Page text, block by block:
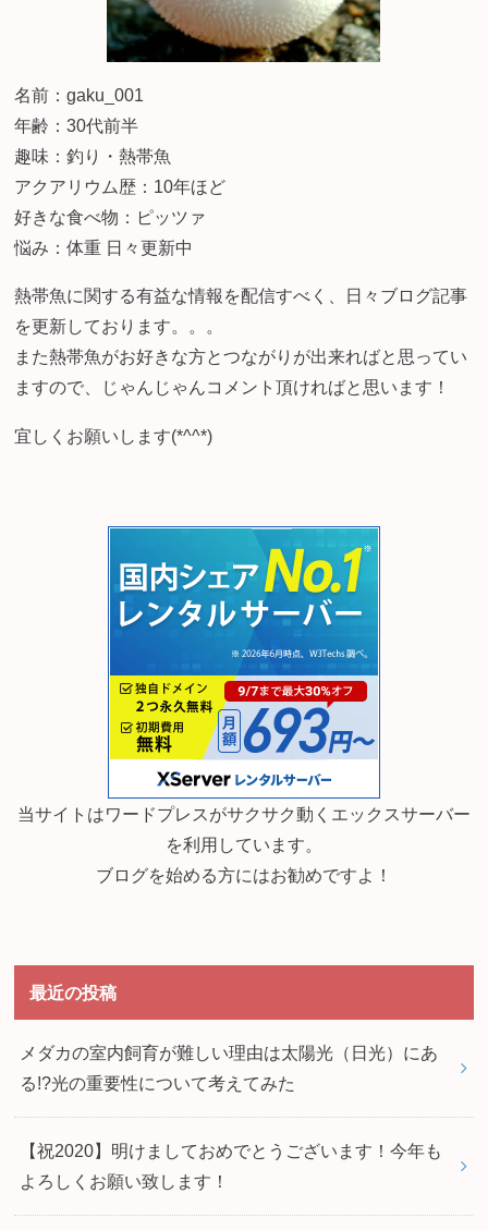
名前：gaku_001
年齢：30代前半
趣味：釣り・熱帯魚
アクアリウム歴：10年ほど
好きな食べ物：ピッツァ
悩み：体重 日々更新中
熱帯魚に関する有益な情報を配信すべく、日々ブログ記事
を更新しております。。。
また熱帯魚がお好きな方とつながりが出来ればと思ってい
ますので、じゃんじゃんコメント頂ければと思います！
宜しくお願いします(*^^*)
当サイトはワードプレスがサクサク動くエックスサーバー
を利用しています。
ブログを始める方にはお勧めですよ！
最近の投稿
メダカの室内飼育が難しい理由は太陽光（日光）にあ
る!?光の重要性について考えてみた
【祝2020】明けましておめでとうございます！今年も
よろしくお願い致します！